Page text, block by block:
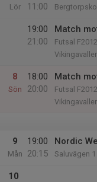
Lör
11:00
19:00
21:00
Match
Futsal
8
Sön
18:00
20:00
Match
Futsal
9
Mån
19:00
20:15
Nordic
Saluvägen 1
10